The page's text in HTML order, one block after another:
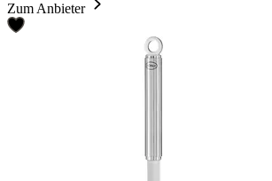
Zum Anbieter